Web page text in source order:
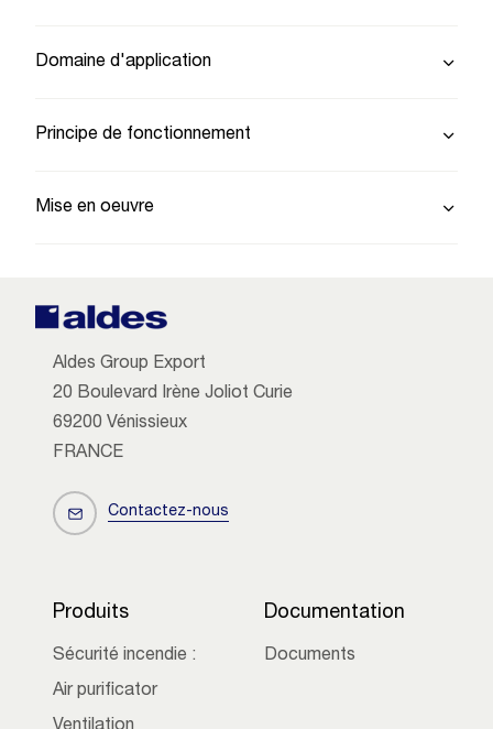
Domaine d'application
Principe de fonctionnement
Mise en oeuvre
Aldes Group Export
20 Boulevard Irène Joliot Curie
69200 Vénissieux
FRANCE
Contactez-nous
Produits
Sécurité incendie :
Air purificator
Documentation
Documents